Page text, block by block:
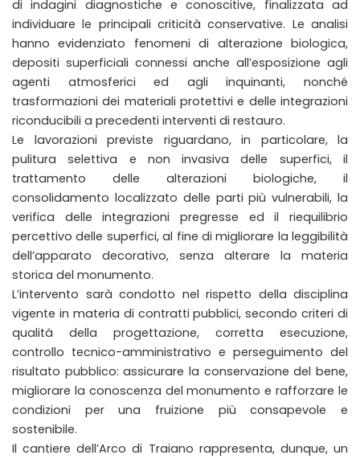
di indagini diagnostiche e conoscitive, finalizzata ad
individuare le principali criticità conservative. Le analisi
hanno evidenziato fenomeni di alterazione biologica,
depositi superficiali connessi anche all’esposizione agli
agenti atmosferici ed agli inquinanti, nonché
trasformazioni dei materiali protettivi e delle integrazioni
riconducibili a precedenti interventi di restauro.
Le lavorazioni previste riguardano, in particolare, la
pulitura selettiva e non invasiva delle superfici, il
trattamento delle alterazioni biologiche, il
consolidamento localizzato delle parti più vulnerabili, la
verifica delle integrazioni pregresse ed il riequilibrio
percettivo delle superfici, al fine di migliorare la leggibilità
dell’apparato decorativo, senza alterare la materia
storica del monumento.
L’intervento sarà condotto nel rispetto della disciplina
vigente in materia di contratti pubblici, secondo criteri di
qualità della progettazione, corretta esecuzione,
controllo tecnico-amministrativo e perseguimento del
risultato pubblico: assicurare la conservazione del bene,
migliorare la conoscenza del monumento e rafforzare le
condizioni per una fruizione più consapevole e
sostenibile.
Il cantiere dell’Arco di Traiano rappresenta, dunque, un